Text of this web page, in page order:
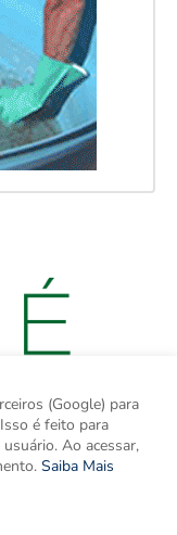
(Google) para
é feito para
Ao acessar,
Saiba Mais